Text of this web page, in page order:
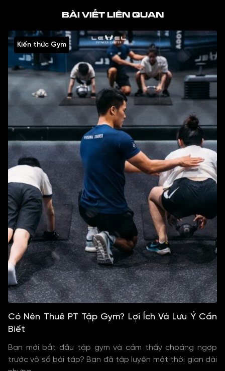
BÀI VIẾT LIÊN QUAN
Kiến thức Gym
Có Nên Thuê PT Tập Gym? Lợi Ích Và Lưu Ý Cần
Biết
Bạn mới bắt đầu tập gym và cảm thấy choáng ngợp
trước vô số bài tập? Bạn đã tập luyện một thời gian dài